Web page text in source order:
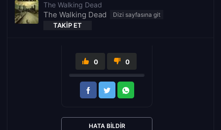
The Walking Dead
The Walking Dead
TAKIP ET
0 0
HATA BILDIR